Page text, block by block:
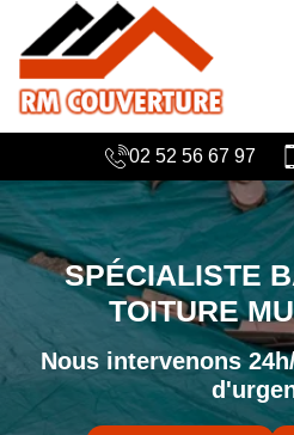
02 52 56 67 97
SPÉCIALISTE
TOITURE
Nous intervenons